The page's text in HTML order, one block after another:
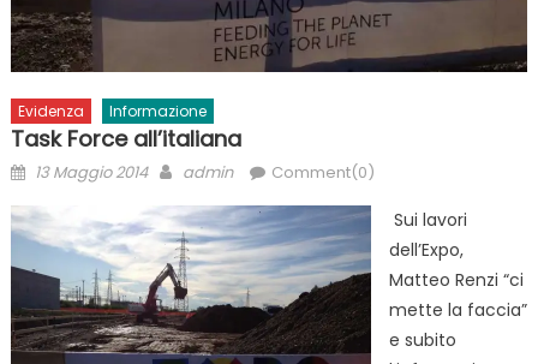
Evidenza Informazione
Task Force all’italiana
Posted
13 Maggio 2014 Author
admin Comment(0)
Sui lavori
dell’Expo,
Matteo Renzi “ci
mette la faccia”
e subito